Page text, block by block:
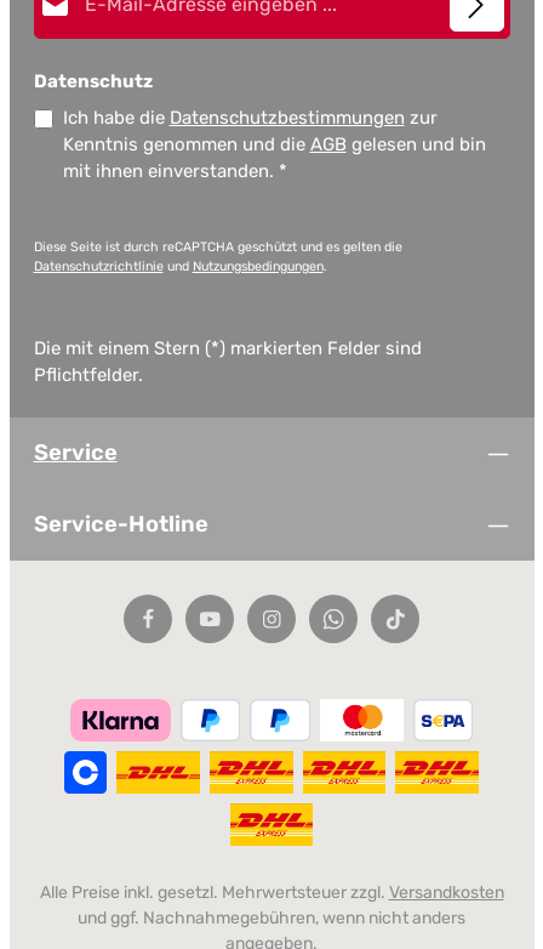
Datenschutz
Ich habe die Datenschutzbestimmungen zur
Kenntnis genommen und die AGB gelesen und bin
mit ihnen einverstanden. *
Diese Seite ist durch reCAPTCHA geschützt und es gelten die
Datenschutzrichtlinieund Nutzungsbedingungen.
Die mit einem Stern (*) markierten Felder sind
Pflichtfelder.
Service
Service-Hotline
Alle Preise inkl. gesetzl. Mehrwertsteuer zzgl. Versandkosten
und ggf. Nachnahmegebühren, wenn nicht anders
angegeben.